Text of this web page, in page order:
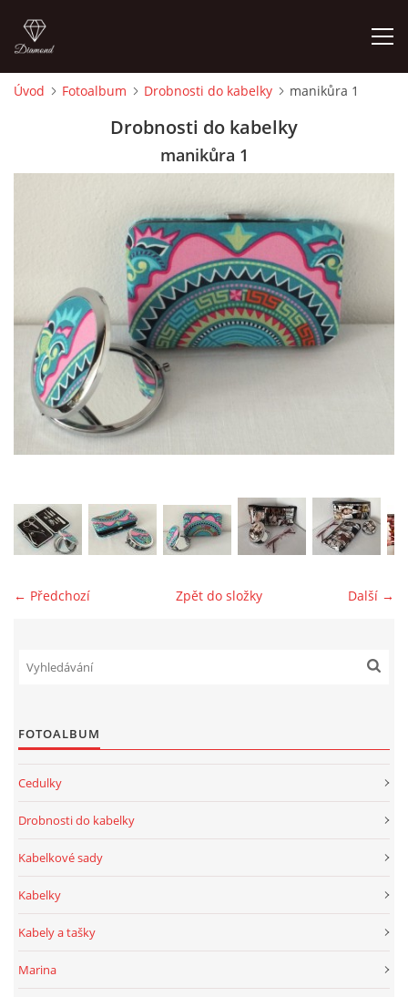
MOJE POSLEDNÍ PRÁCE
© 2025 eStránky.cz
Úvod Fotoalbum Drobnosti do kabelky manikůra 1
Drobnosti do kabelky
manikůra 1
← Předchozí Další →
Zpět do složky
FOTOALBUM
Cedulky
Drobnosti do kabelky
Kabelkové sady
Kabelky
Kabely a tašky
Marina